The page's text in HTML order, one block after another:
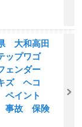
大和高田
プワゴ
ンダー
ズ ヘコ
イント
事故 保険